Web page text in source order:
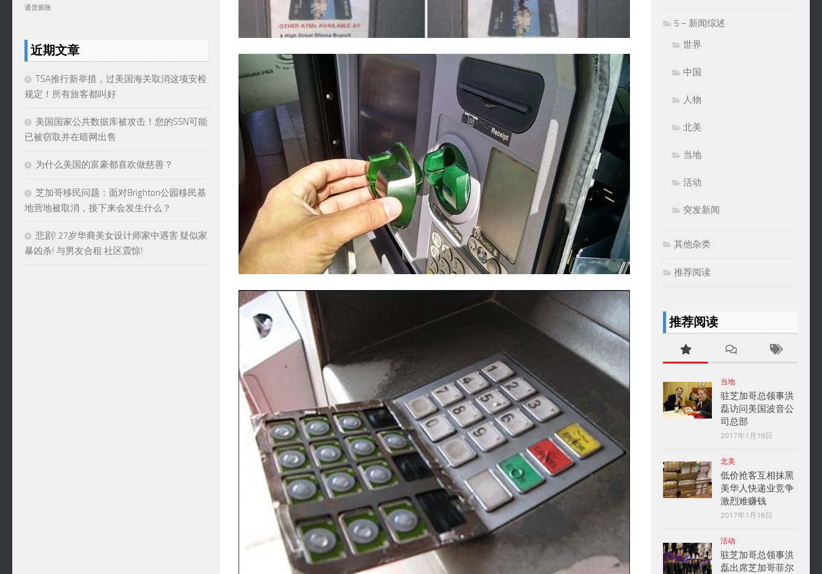
通货膨胀
近期文章
TSA推行新举措，过美国海关取消这项安检
规定！所有旅客都叫好
美国国家公共数据库被攻击！您的SSN可能
已被窃取并在暗网出售
为什么美国的富豪都喜欢做慈善？
芝加哥移民问题：面对Brighton公园移民基
地营地被取消，接下来会发生什么？
悲剧! 27岁华裔美女设计师家中遇害 疑似家
暴凶杀! 与男友合租 社区震惊!
5 – 新闻综述
世界
中国
人物
北美
当地
活动
突发新闻
其他杂类
推荐阅读
推荐阅读
当地
驻芝加哥总领事洪
磊访问美国波音公
司总部
2017年1月18日
北美
低价抢客互相抹黑
美华人快递业竞争
激烈难赚钱
2017年1月18日
活动
驻芝加哥总领事洪
磊出席芝加哥菲尔